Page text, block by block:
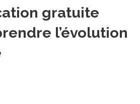
gratuite
l’évolution